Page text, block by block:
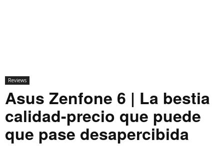
Reviews
Asus Zenfone 6 | La bestia
calidad-precio que puede
que pase desapercibida